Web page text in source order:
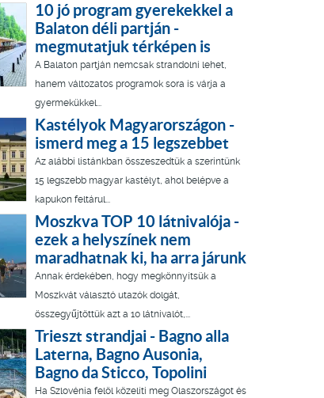
10 jó program gyerekekkel a
Balaton déli partján -
megmutatjuk térképen is
A Balaton partján nemcsak strandolni lehet,
hanem változatos programok sora is várja a
gyermekükkel...
Kastélyok Magyarországon -
ismerd meg a 15 legszebbet
Az alábbi listánkban összeszedtük a szerintünk
15 legszebb magyar kastélyt, ahol belépve a
kapukon feltárul...
Moszkva TOP 10 látnivalója -
ezek a helyszínek nem
maradhatnak ki, ha arra járunk
Annak érdekében, hogy megkönnyítsük a
Moszkvát választó utazók dolgát,
összegyűjtöttük azt a 10 látnivalót,...
Trieszt strandjai - Bagno alla
Laterna, Bagno Ausonia,
Bagno da Sticco, Topolini
Ha Szlovénia felöl közelíti meg Olaszországot és